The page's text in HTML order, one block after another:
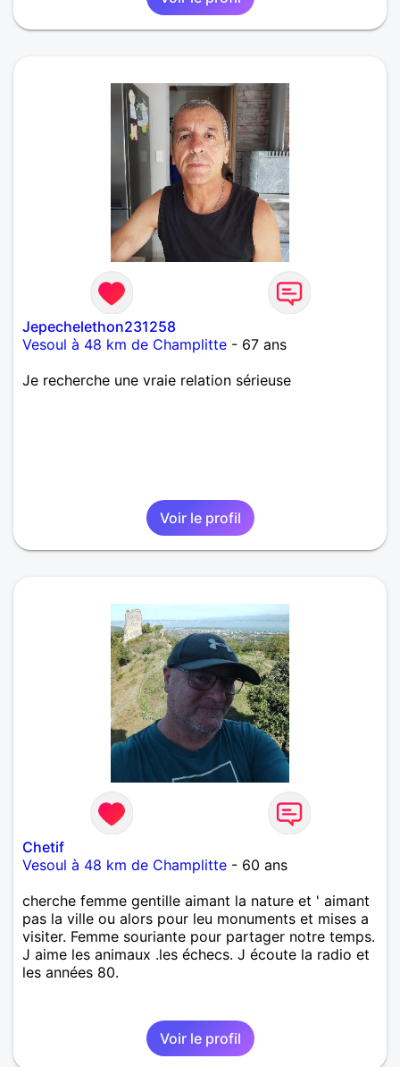
Jepechelethon231258
Vesoul à 48 km de Champlitte - 67 ans
Je recherche une vraie relation sérieuse
Voir le profil
Chetif
Vesoul à 48 km de Champlitte - 60 ans
cherche femme gentille aimant la nature et ' aimant
pas la ville ou alors pour leu monuments et mises a
visiter. Femme souriante pour partager notre temps.
J aime les animaux .les échecs. J écoute la radio et
les années 80.
Voir le profil